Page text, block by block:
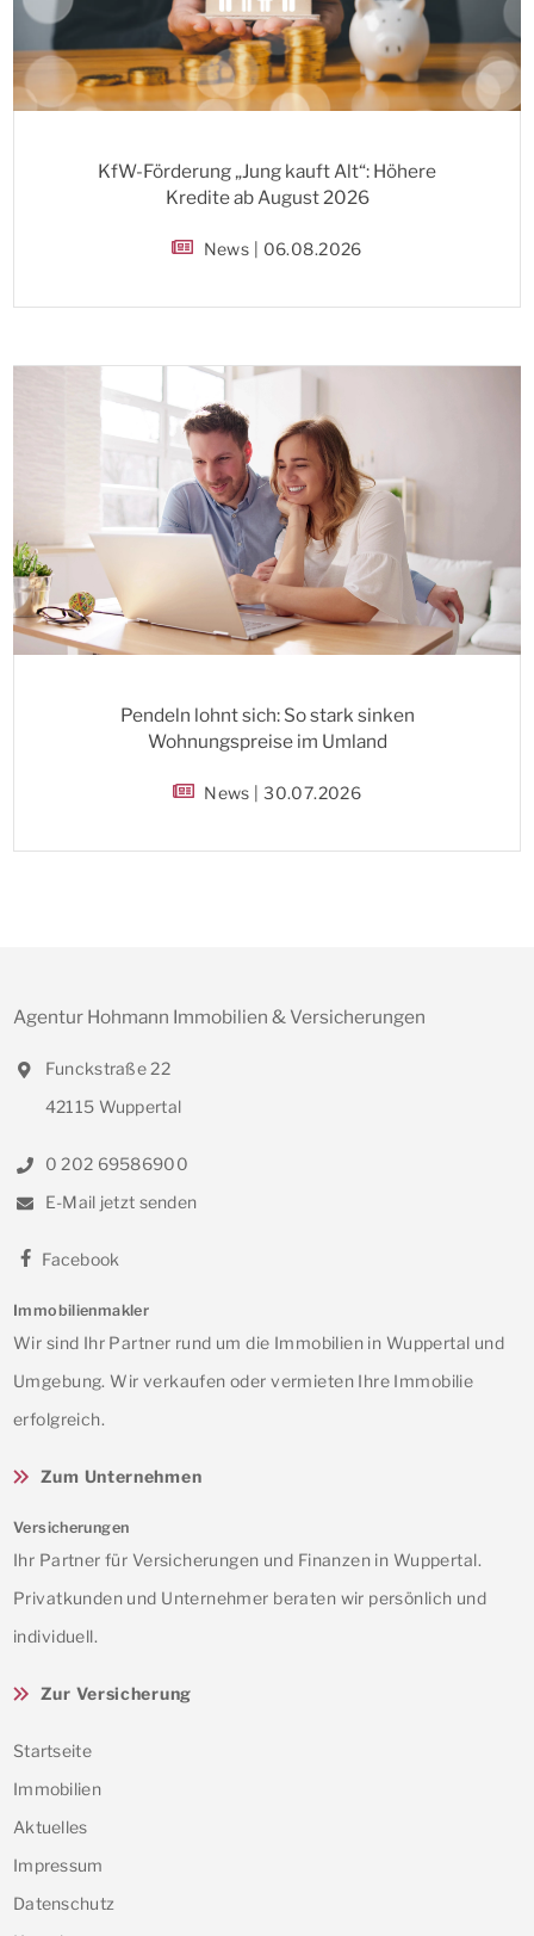
KfW-Förderung „Jung kauft Alt“: Höhere
Kredite ab August 2026
News | 06.08.2026
Pendeln lohnt sich: So stark sinken
Wohnungspreise im Umland
News | 30.07.2026
Agentur Hohmann Immobilien & Versicherungen
Funckstraße 22
42115 Wuppertal
0 202 69586900
E-Mail jetzt senden
Facebook
Immobilienmakler
Wir sind Ihr Partner rund um die Immobilien in Wuppertal und
Umgebung. Wir verkaufen oder vermieten Ihre Immobilie
erfolgreich.
Zum Unternehmen
Versicherungen
Ihr Partner für Versicherungen und Finanzen in Wuppertal.
Privatkunden und Unternehmer beraten wir persönlich und
individuell.
Zur Versicherung
Startseite
Immobilien
Aktuelles
Impressum
Datenschutz